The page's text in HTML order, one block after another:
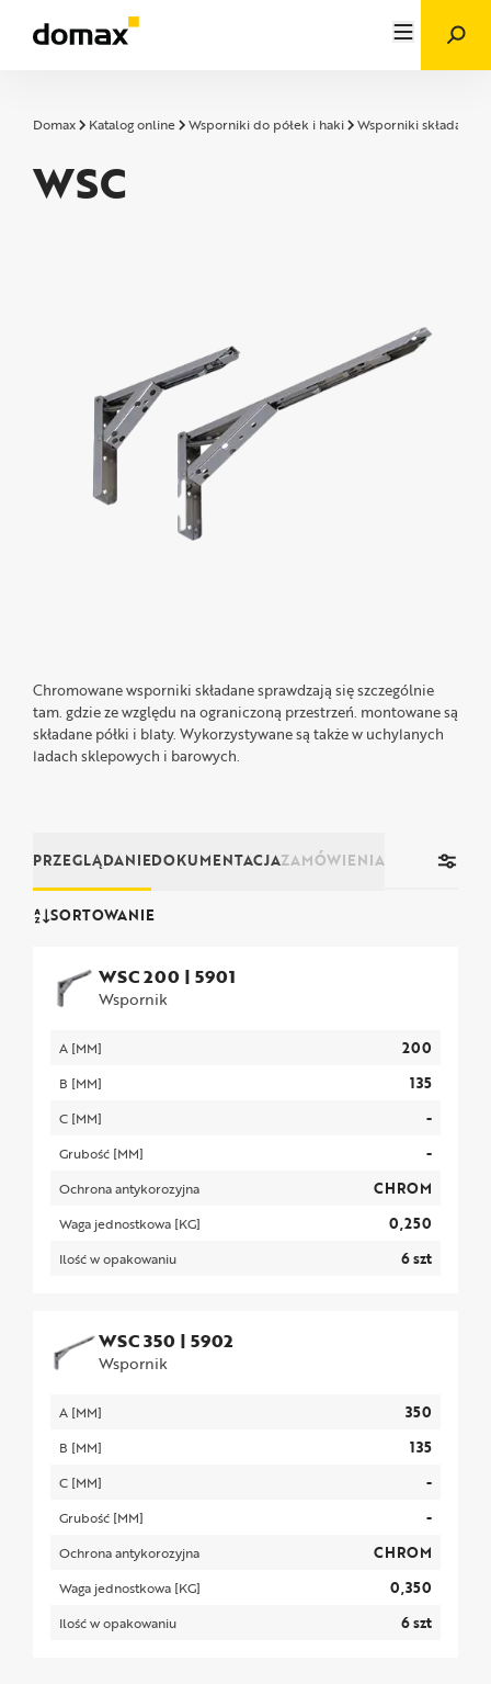
Domax Katalog online Wsporniki do półek i haki Wsporniki składane
WSC
Chromowane wsporniki składane sprawdzają się szczególnie
tam. gdzie ze względu na ograniczoną przestrzeń. montowane są
składane półki i blaty. Wykorzystywane są także w uchylanych
ladach sklepowych i barowych.
PRZEGLĄDANIEDOKUMENTACJAZAMÓWIENIA
SORTOWANIE
WSC 200 | 5901
Wspornik
A [MM] 200
B [MM] 135
C [MM] -
Grubość [MM] -
Ochrona antykorozyjna CHROM
Waga jednostkowa [KG] 0,250
Ilość w opakowaniu 6 szt
WSC 350 | 5902
Wspornik
A [MM] 350
B [MM] 135
C [MM] -
Grubość [MM] -
Ochrona antykorozyjna CHROM
Waga jednostkowa [KG] 0,350
Ilość w opakowaniu 6 szt